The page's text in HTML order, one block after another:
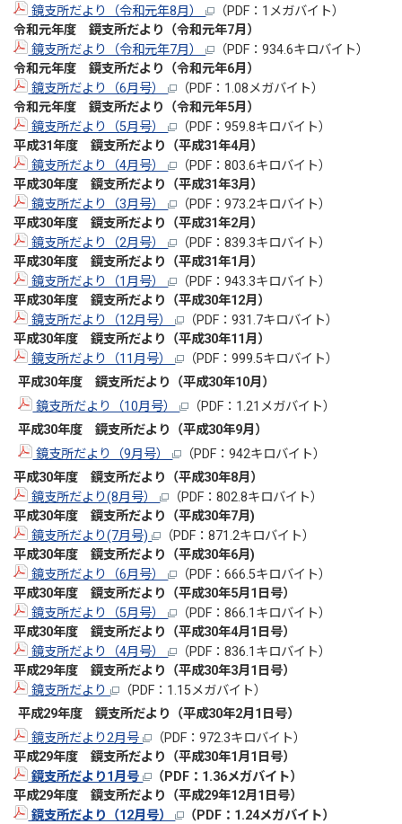
鏡支所だより（令和元年8月）
（PDF：1メガバイト）
令和元年度 鏡支所だより（令和元年7月）
鏡支所だより（令和元年7月）
（PDF：934.6キロバイト）
令和元年度 鏡支所だより（令和元年6月）
鏡支所だより（6月号）
（PDF：1.08メガバイト）
令和元年度 鏡支所だより（令和元年5月）
鏡支所だより（5月号）
（PDF：959.8キロバイト）
平成31年度 鏡支所だより（平成31年4月）
鏡支所だより（4月号）
（PDF：803.6キロバイト）
平成30年度 鏡支所だより（平成31年3月）
鏡支所だより（3月号）
（PDF：973.2キロバイト）
平成30年度 鏡支所だより（平成31年2月）
鏡支所だより（2月号）
（PDF：839.3キロバイト）
平成30年度 鏡支所だより（平成31年1月）
鏡支所だより（1月号）
（PDF：943.3キロバイト）
平成30年度 鏡支所だより（平成30年12月）
鏡支所だより（12月号）
（PDF：931.7キロバイト）
平成30年度 鏡支所だより（平成30年11月）
鏡支所だより（11月号）
（PDF：999.5キロバイト）
平成30年度 鏡支所だより（平成30年10月）
鏡支所だより（10月号）
（PDF：1.21メガバイト）
平成30年度 鏡支所だより（平成30年9月）
鏡支所だより（9月号）
（PDF：942キロバイト）
平成30年度 鏡支所だより（平成30年8月）
鏡支所だより(8月号）
（PDF：802.8キロバイト）
平成30年度 鏡支所だより（平成30年7月)
鏡支所だより(7月号)
（PDF：871.2キロバイト）
平成30年度 鏡支所だより（平成30年6月)
鏡支所だより（6月号）
（PDF：666.5キロバイト）
平成30年度 鏡支所だより（平成30年5月1日号）
鏡支所だより（5月号）
（PDF：866.1キロバイト）
平成30年度 鏡支所だより（平成30年4月1日号）
鏡支所だより（4月号）
（PDF：836.1キロバイト）
平成29年度 鏡支所だより（平成30年3月1日号）
鏡支所だより
（PDF：1.15メガバイト）
平成29年度 鏡支所だより（平成30年2月1日号）
鏡支所だより2月号
（PDF：972.3キロバイト）
平成29年度 鏡支所だより（平成30年1月1日号）
鏡支所だより1月号
（PDF：1.36メガバイト）
平成29年度 鏡支所だより（平成29年12月1日号）
鏡支所だより（12月号）
（PDF：1.24メガバイト）